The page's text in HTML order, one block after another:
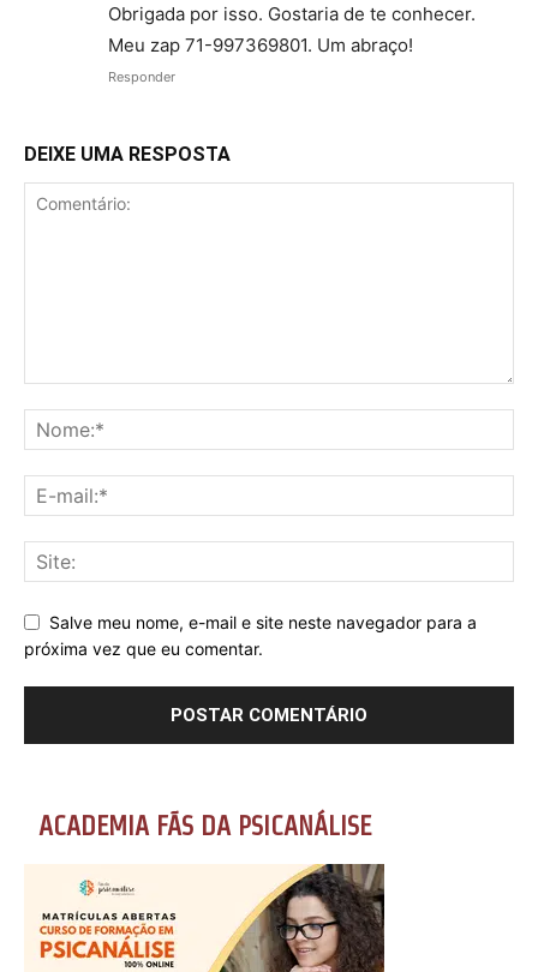
Obrigada por isso. Gostaria de te conhecer.
Meu zap 71-997369801. Um abraço!
Responder
DEIXE UMA RESPOSTA
Salve meu nome, e-mail e site neste navegador para a
próxima vez que eu comentar.
ACADEMIA FÃS DA PSICANÁLISE